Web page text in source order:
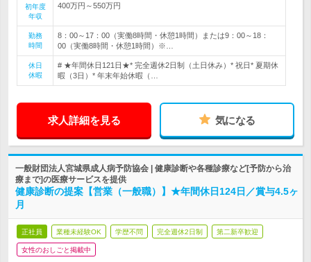
初年度
年収
400万円～550万円
勤務
時間
8：00～17：00（実働8時間・休憩1時間）または9：00～18：
00（実働8時間・休憩1時間）※…
休日
休暇
# ★年間休日121日★* 完全週休2日制（土日休み）* 祝日* 夏期休
暇（3日）* 年末年始休暇（…
求人詳細を見る 気になる
一般財団法人宮城県成人病予防協会 | 健康診断や各種診療など[予防から治
療まで]の医療サービスを提供
健康診断の提案【営業（一般職）】★年間休日124日／賞与4.5ヶ
月
正社員 業種未経験OK 学歴不問 完全週休2日制 第二新卒歓迎
女性のおしごと掲載中